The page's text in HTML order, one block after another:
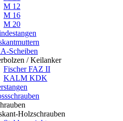
M 12
M 16
M 20
Scheiben
/ Keilanker
Fischer FAZ II
KALM KDK
Holzschrauben